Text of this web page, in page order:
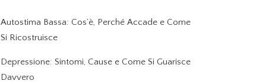
Autostima Bassa: Cos’è, Perché Accade e Come
Si Ricostruisce
Depressione: Sintomi, Cause e Come Si Guarisce
Davvero